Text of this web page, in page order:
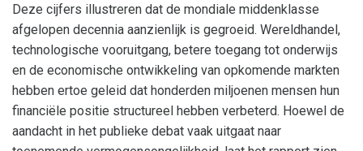
Deze cijfers illustreren dat de mondiale middenklasse
afgelopen decennia aanzienlijk is gegroeid. Wereldhandel,
technologische vooruitgang, betere toegang tot onderwijs
en de economische ontwikkeling van opkomende markten
hebben ertoe geleid dat honderden miljoenen mensen hun
financiële positie structureel hebben verbeterd. Hoewel de
aandacht in het publieke debat vaak uitgaat naar